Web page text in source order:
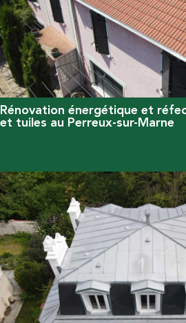
Rénovation énergétique et
et tuiles au Perreux-sur-Marne